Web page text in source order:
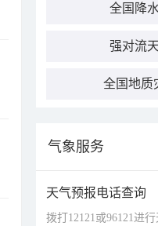
全国降
强对流
全国地质
气象服务
天气预报电话查询
拨打12121或96121进